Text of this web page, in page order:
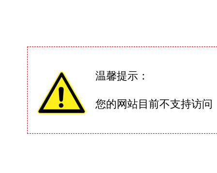
温馨提示：
您的网站目前不支持访